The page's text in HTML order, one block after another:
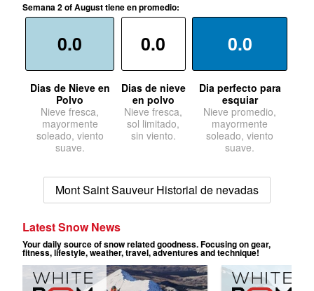
Semana 2 of August tiene en promedio:
0.0
Dias de Nieve en
Polvo
Nieve fresca,
mayormente
soleado, viento
suave.
0.0
Dias de nieve
en polvo
Nieve fresca,
sol limitado,
sin viento.
0.0
Dia perfecto para
esquiar
Nieve promedio,
mayormente
soleado, viento
suave.
Mont Saint Sauveur Historial de nevadas